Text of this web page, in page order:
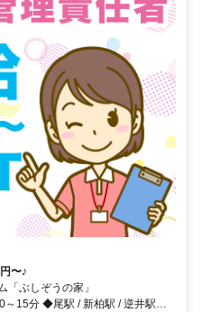
〜♪
ぶしぞうの家」
15分 ◆尾駅 / 新柏駅 / 逆井駅よ